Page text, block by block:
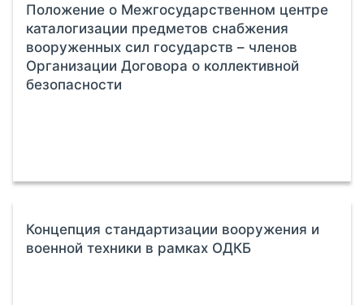
Положение о Межгосударственном центре
каталогизации предметов снабжения
вооруженных сил государств – членов
Организации Договора о коллективной
безопасности
Концепция стандартизации вооружения и
военной техники в рамках ОДКБ